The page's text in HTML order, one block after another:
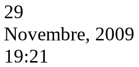
29
Novembre, 2009
19:21